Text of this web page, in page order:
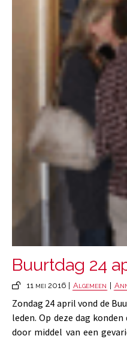
Buurtdag 24
11 mei 2016 | Algemeen
Zondag 24 april vond de
leden. Op deze dag
door middel van een